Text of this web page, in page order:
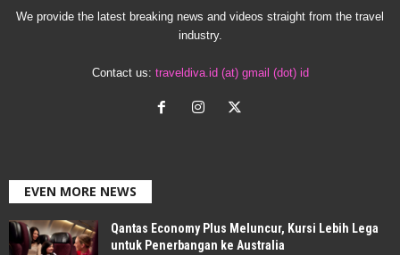
We provide the latest breaking news and videos straight from the travel
industry.
Contact us: traveldiva.id (at) gmail (dot) id
EVEN MORE NEWS
Qantas Economy Plus Meluncur, Kursi Lebih Lega
untuk Penerbangan ke Australia